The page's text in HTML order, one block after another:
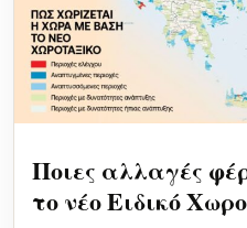
Ποιες αλλαγές
το νέο Ειδικό